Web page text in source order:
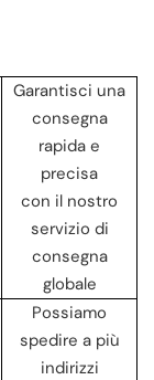
Garantisci una
consegna
rapida e
precisa
con il nostro
servizio di
consegna
globale
Possiamo
spedire a più
indirizzi